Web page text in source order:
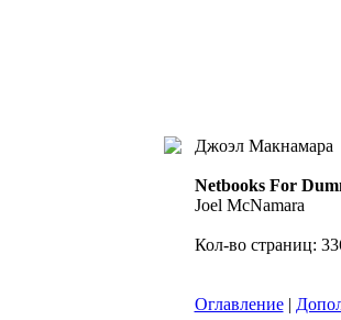
Джоэл Макнамара
Netbooks For
Joel McNamara
Кол-во страниц:
Оглавление|